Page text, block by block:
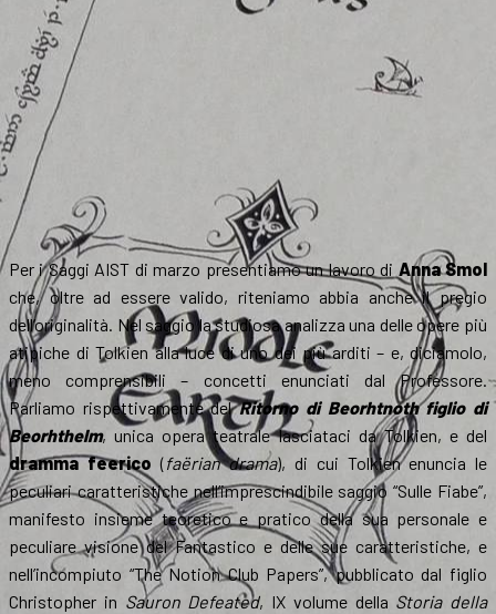
Per i Saggi AIST di marzo presentiamo un lavoro di Anna Smol
che, oltre ad essere valido, riteniamo abbia anche il pregio
dell’originalità. Nel saggio la studiosa analizza una delle opere più
atipiche di Tolkien alla luce di uno dei più arditi – e, diciamolo,
meno comprensibili – concetti enunciati dal Professore.
Parliamo rispettivamente delRitorno di Beorhtnoth figlio di
Beorhthelm, unica opera teatrale lasciataci da Tolkien, e del
dramma feerico (faërian drama), di cui Tolkien enuncia le
peculiari caratteristiche nell’imprescindibile saggio “Sulle Fiabe”,
manifesto insieme teoretico e pratico della sua personale e
peculiare visione del Fantastico e delle sue caratteristiche, e
nell’incompiuto “The Notion Club Papers”, pubblicato dal figlio
Christopher in Sauron Defeated, IX volume della Storia della